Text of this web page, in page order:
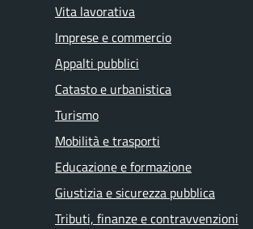
Vita lavorativa
Imprese e commercio
Appalti pubblici
Catasto e urbanistica
Turismo
Mobilità e trasporti
Educazione e formazione
Giustizia e sicurezza pubblica
Tributi, finanze e contravvenzioni